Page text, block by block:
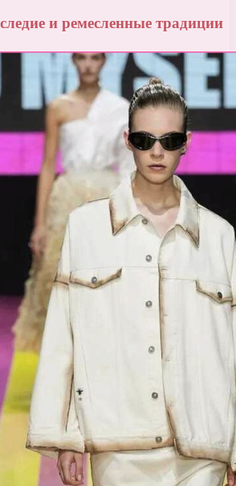
и ремесленные традиции